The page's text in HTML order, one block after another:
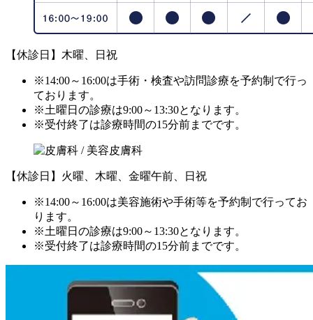
【休診日】木曜、日祝
※14:00～16:00は手術・検査や訪問診療を予約制で行っ
ております。
※土曜日の診療は9:00～13:30となります。
※受付終了は診療時間の15分前までです。
【休診日】火曜、木曜、金曜午前、日祝
※14:00～16:00は美容施術や手術等を予約制で行ってお
ります。
※土曜日の診療は9:00～13:30となります。
※受付終了は診療時間の15分前までです。